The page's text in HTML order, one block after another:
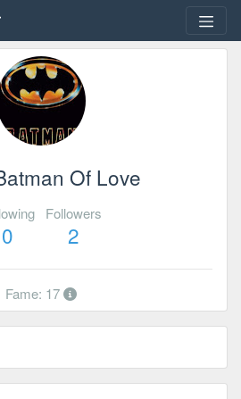
Of Love
0
Followers
2
Fame: 17